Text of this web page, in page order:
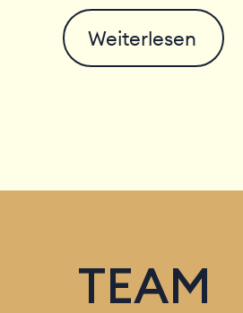
Weiterlesen
TEAM